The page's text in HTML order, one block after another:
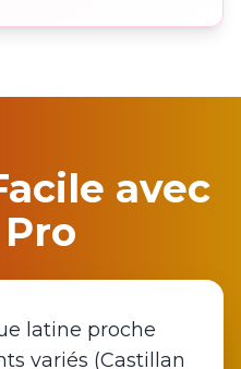
avec
latine proche
variés (Castillan